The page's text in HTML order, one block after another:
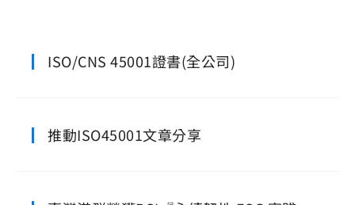
ISO/CNS 45001證書(全公司)
推動ISO45001文章分享